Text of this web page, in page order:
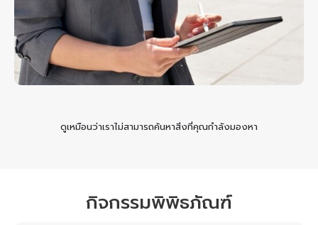
ดูเหมือนว่าเราไม่สามารถค้นหาสิ่งที่คุณกำลังมองหา
กิจกรรมพิพิธภัณฑ์​